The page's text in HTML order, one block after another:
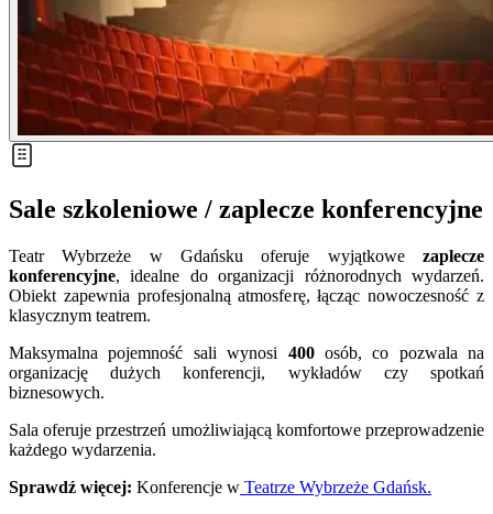
Sale szkoleniowe / zaplecze konferencyjne
Teatr Wybrzeże w Gdańsku oferuje wyjątkowe zaplecze
konferencyjne, idealne do organizacji różnorodnych wydarzeń.
Obiekt zapewnia profesjonalną atmosferę, łącząc nowoczesność z
klasycznym teatrem.
Maksymalna pojemność sali wynosi 400osób, co pozwala na
organizację dużych konferencji, wykładów czy spotkań
biznesowych.
Sala oferuje przestrzeń umożliwiającą komfortowe przeprowadzenie
każdego wydarzenia.
Sprawdź więcej: Konferencje w Teatrze Wybrzeże Gdańsk.